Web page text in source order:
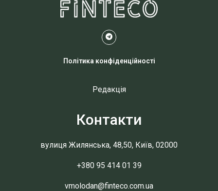
Політика конфіденційності
Редакція
Контакти
вулиця Жилянська, 48,50, Київ, 02000
+380 95 414 01 39
vmolodan@finteco.com.ua